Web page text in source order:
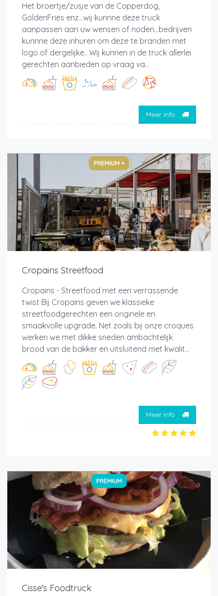
Het broertje/zusje van de Copperdog,
GoldenFries enz...wij kunnne deze truck
aanpassen aan uw wensen of noden...bedrijven
kunnne deze inhuren om deze te branden met
logo of dergelijke.. Wij kunnen in de truck allerlei
gerechten aanbieden op vraag va...
Meer info
PREMIUM +
Cropains Streetfood
Cropains - Streetfood met een verrassende
twist Bij Cropains geven we klassieke
streetfoodgerechten een originele en
smaakvolle upgrade. Net zoals bij onze croques
werken we met dikke sneden ambachtelijk
brood van de bakker en uitsluitend met kwalit...
Meer info
PREMIUM
Cisse's Foodtruck